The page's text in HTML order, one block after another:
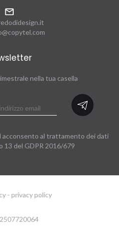
nella tua casella
acconsento al trattamento dei dati
13 del GDPR 2016/679
- privacy policy